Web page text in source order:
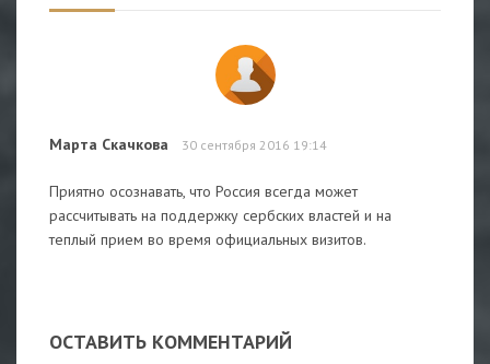
Марта Скачкова 30 сентября 2016 19:14
Приятно осознавать, что Россия всегда может
рассчитывать на поддержку сербских властей и на
теплый прием во время официальных визитов.
ОСТАВИТЬ КОММЕНТАРИЙ